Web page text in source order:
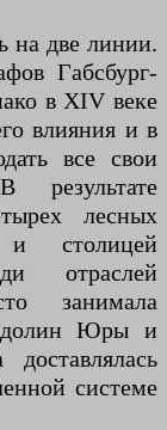
на две линии.
Габсбург-
в XIV веке
влияния и в
все свои
лесных
и столицей
отраслей
занимала
долин Юры и
системе